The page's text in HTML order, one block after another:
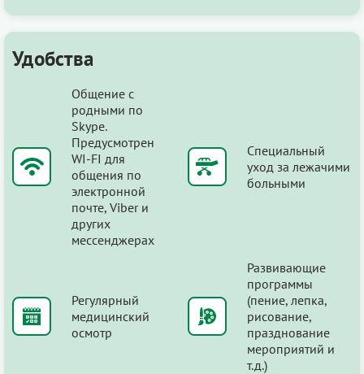
Удобства
Общение с
родными по
Skype.
Предусмотрен
WI-FI для
общения по
электронной
почте, Viber и
других
мессенджерах
Специальный
уход за лежачими
больными
Регулярный
медицинский
осмотр
Развивающие
программы
(пение, лепка,
рисование,
празднование
мероприятий и
т.д.)